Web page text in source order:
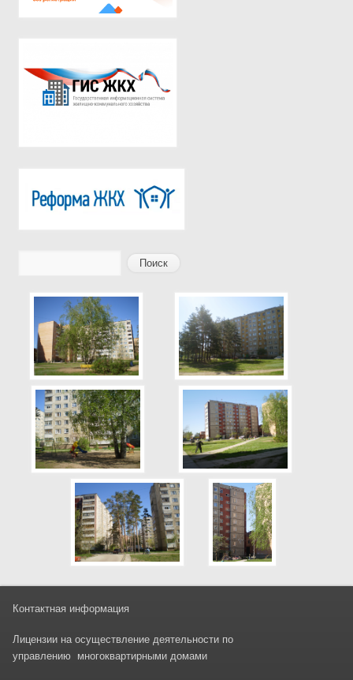
Форма поиска
Контактная информация
Лицензии на осуществление деятельности по
управлению многоквартирными домами